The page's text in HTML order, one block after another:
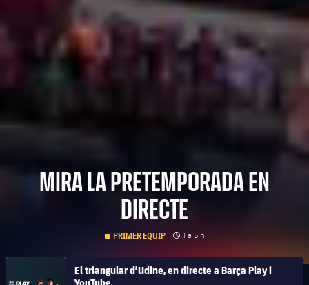
MIRA LA PRETEMPORADA EN
DIRECTE
PRIMER EQUIP clock
Data de publicació
Fa 5 h
FC Barcelona club badge
El triangular d’Udine, en directe a Barça Play i